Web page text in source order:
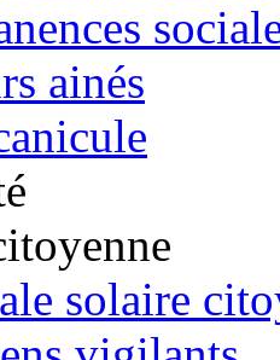
ainés
solaire